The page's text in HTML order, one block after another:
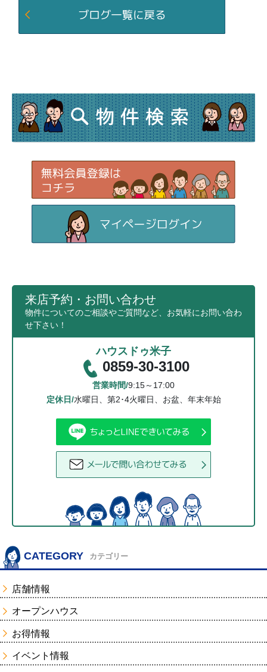
来店予約・お問い合わせ
物件についてのご相談やご質問など、お気軽にお問い合わ
せ下さい！
ハウスドゥ米子
0859-30-3100
営業時間/9:15～17:00
定休日/水曜日、第2･4火曜日、お盆、年末年始
CATEGORY カテゴリー
店舗情報
オープンハウス
お得情報
イベント情報